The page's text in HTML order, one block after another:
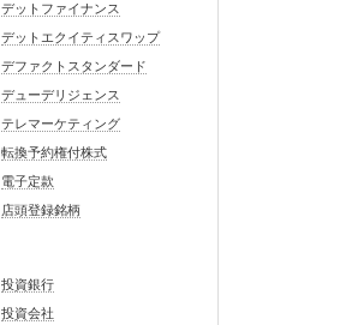
デットファイナンス
デットエクイティスワップ
デファクトスタンダード
デューデリジェンス
テレマーケティング
転換予約権付株式
電子定款
店頭登録銘柄
投資銀行
投資会社